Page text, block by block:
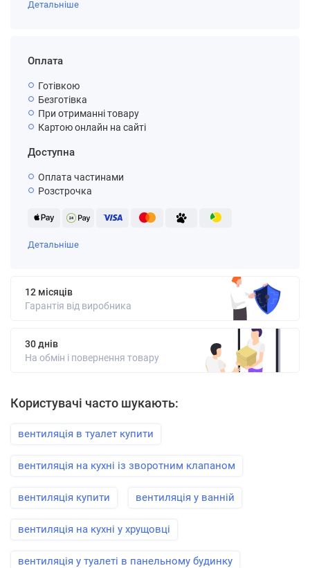
Детальніше
Оплата
Готівкою
Безготівка
При отриманні товару
Картою онлайн на сайті
Доступна
Оплата частинами
Розстрочка
Детальніше
12 місяців
Гарантія від виробника
30 днів
На обмін і повернення товару
Користувачі часто шукають:
вентиляція в туалет купити
вентиляція на кухні із зворотним клапаном
вентиляція купити вентиляція у ванній
вентиляція на кухні у хрущовці
вентиляція у туалеті в панельному будинку